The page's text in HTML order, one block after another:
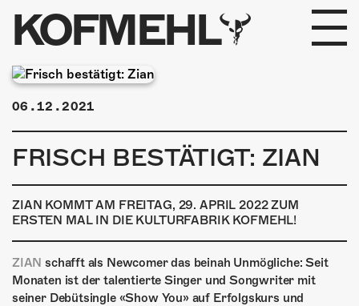
KOFMEHL
PROGRAMM
FABRIKGEFLÜSTER
GALERIE
FOTOGALERIE
PHOTOMAT
INFOS
06.12.2021
FRISCH BESTÄTIGT: ZIAN
ZIAN KOMMT AM FREITAG, 29. APRIL 2022 ZUM
ERSTEN MAL IN DIE KULTURFABRIK KOFMEHL!
ZIAN schafft als Newcomer das beinah Unmögliche: Seit
Monaten ist der talentierte Singer und Songwriter mit
seiner Debütsingle «Show You» auf Erfolgskurs und